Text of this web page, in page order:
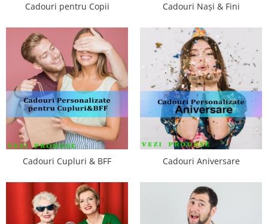
Cadouri pentru Copii Cadouri Nași & Fini
Cadouri Cupluri & BFF Cadouri Aniversare